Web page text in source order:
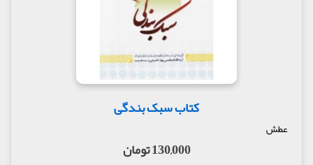
کتاب سبک بندگی
عطش
130,000 تومان